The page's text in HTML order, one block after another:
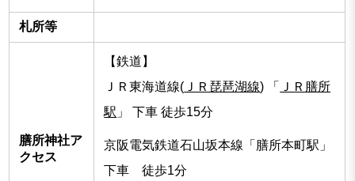
札所等
膳所神社ア
クセス
【鉄道】
ＪＲ東海道線( ＪＲ琵琶湖線) 「
ＪＲ膳所
駅 」 下車 徒歩15分
京阪電気鉄道石山坂本線「膳所本町駅」
下車 徒歩1分